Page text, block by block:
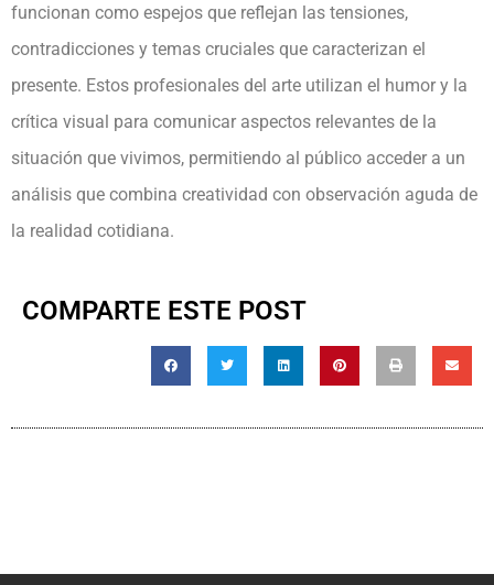
funcionan como espejos que reflejan las tensiones,
contradicciones y temas cruciales que caracterizan el
presente. Estos profesionales del arte utilizan el humor y la
crítica visual para comunicar aspectos relevantes de la
situación que vivimos, permitiendo al público acceder a un
análisis que combina creatividad con observación aguda de
la realidad cotidiana.
COMPARTE ESTE POST